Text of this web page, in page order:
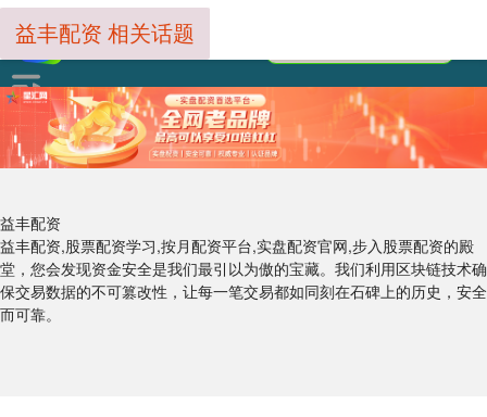
益丰配资
益丰配资,股票配资学习,按月配资平台,实盘配资官网,步入股票配资的殿
堂，您会发现资金安全是我们最引以为傲的宝藏。我们利用区块链技术确
保交易数据的不可篡改性，让每一笔交易都如同刻在石碑上的历史，安全
而可靠。
益丰配资 相关话题